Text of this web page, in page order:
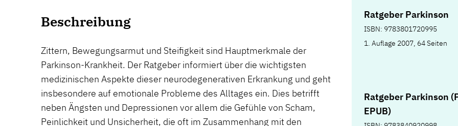
Ratgeber Parkinson
ISBN: 9783801720995
1. Auflage 2007, 64 Seiten
Ratgeber Parkinson
EPUB)
Beschreibung
Zittern, Bewegungsarmut und Steifigkeit sind Hauptmerkmale der
Parkinson-Krankheit. Der Ratgeber informiert über die wichtigsten
medizinischen Aspekte dieser neurodegenerativen Erkrankung und geht
insbesondere auf emotionale Probleme des Alltages ein. Dies betrifft
neben Ängsten und Depressionen vor allem die Gefühle von Scham,
Peinlichkeit und Unsicherheit, die oft im Zusammenhang mit den